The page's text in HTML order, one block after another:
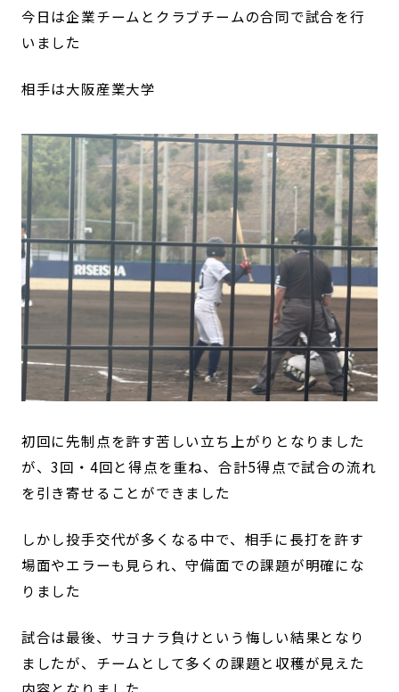
今日は企業チームとクラブチームの合同で試合を行
いました
相手は大阪産業大学
初回に先制点を許す苦しい立ち上がりとなりました
が、3回・4回と得点を重ね、合計5得点で試合の流れ
を引き寄せることができました
しかし投手交代が多くなる中で、相手に長打を許す
場面やエラーも見られ、守備面での課題が明確にな
りました
試合は最後、サヨナラ負けという悔しい結果となり
ましたが、チームとして多くの課題と収穫が見えた